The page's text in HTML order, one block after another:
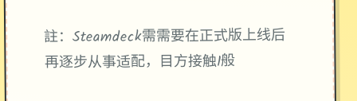
註：Steamdeck需需要在正式版上线后
再逐步从事适配，目方接触1般